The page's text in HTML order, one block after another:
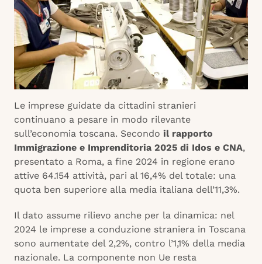
Le imprese guidate da cittadini stranieri
continuano a pesare in modo rilevante
sull’economia toscana. Secondo il rapporto
Immigrazione e Imprenditoria 2025 di Idos e CNA,
presentato a Roma, a fine 2024 in regione erano
attive 64.154 attività, pari al 16,4% del totale: una
quota ben superiore alla media italiana dell’11,3%.
Il dato assume rilievo anche per la dinamica: nel
2024 le imprese a conduzione straniera in Toscana
sono aumentate del 2,2%, contro l’1,1% della media
nazionale. La componente non Ue resta